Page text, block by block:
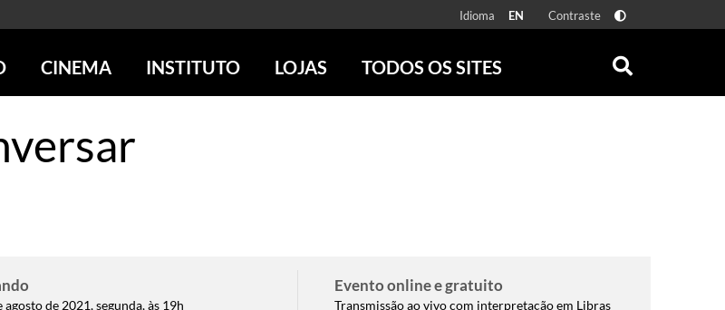
Idioma EN Contraste
DE FOTOGRAFIA
CINEMA
SÃO PAULO
POÇOS DE CALDAS
INSTITUTO LOJAS TODOS OS SITES
SERROTE
VER TODOS
agosto de 2021, segunda, às 19h
Evento online e gratuito
Transmissão ao vivo com interpretação em Libras